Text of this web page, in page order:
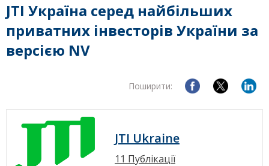
JTI Україна серед найбільших
приватних інвесторів України за
версією NV
Поширити:
JTI Ukraine
11 Публікації